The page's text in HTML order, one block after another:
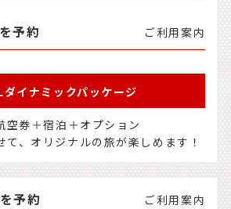
予約 ご利用案内
イナミックパッケージ
空券＋宿泊＋オプション
て、オリジナルの旅が楽しめます！
予約 ご利用案内